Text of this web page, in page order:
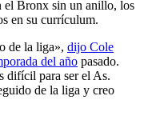
el Bronx sin un anillo, los
en su currículum.
de la liga», dijo Cole
del año pasado.
difícil para ser el As.
de la liga y creo